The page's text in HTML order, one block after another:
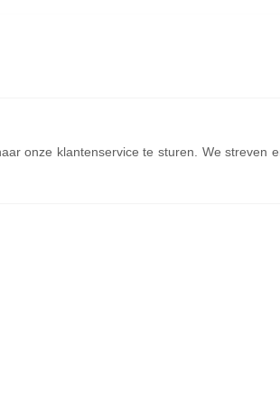
onze klantenservice te sturen. We streven